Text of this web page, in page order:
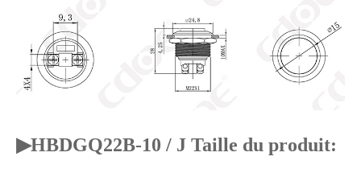
▶HBDGQ22B-10 / J Taille du produit: